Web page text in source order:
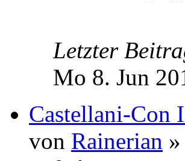
Letzter
Mo 8. Jun
Castellani-Con
von Rainerian